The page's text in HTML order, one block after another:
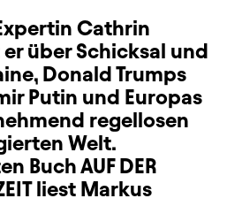
Cathrin
über Schicksal und
Donald Trumps
Putin und Europas
regellosen
Welt.
Buch AUF DER
liest Markus